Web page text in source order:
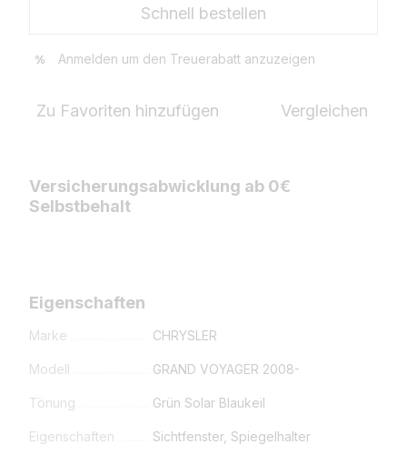
Schnell bestellen
% Anmelden um den Treuerabatt anzuzeigen
Zu Favoriten hinzufügen Vergleichen
Versicherungsabwicklung ab 0€
Selbstbehalt
Eigenschaften
Marke CHRYSLER
Modell GRAND VOYAGER 2008-
Tönung Grün Solar Blaukeil
Eigenschaften Sichtfenster, Spiegelhalter